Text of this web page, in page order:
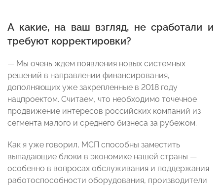
А какие, на ваш взгляд, не сработали и
требуют корректировки?
— Мы очень ждем появления новых системных
решений в направлении финансирования,
дополняющих уже закрепленные в 2018 году
нацпроектом. Считаем, что необходимо точечное
продвижение интересов российских компаний из
сегмента малого и среднего бизнеса за рубежом.
Как я уже говорил, МСП способны заместить
выпадающие блоки в экономике нашей страны —
особенно в вопросах обслуживания и поддержания
работоспособности оборудования, производители